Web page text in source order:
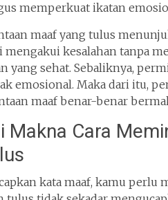
memperkuat ikatan
maaf yang tulus
mengakui kesalahan tanpa
yang sehat. Sebaliknya,
emosional. Maka dari itu,
maaf benar-benar
Makna Cara
kata maaf, kamu perlu